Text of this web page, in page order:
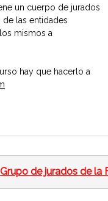
un cuerpo de jurados
las entidades
mismos a
hay que hacerlo a
Grupo de jurados de